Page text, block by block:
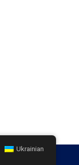
2026
Ukrainian